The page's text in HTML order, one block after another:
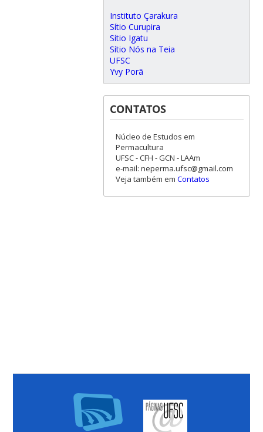
Instituto Çarakura
Sítio Curupira
Sítio Igatu
Sítio Nós na Teia
UFSC
Yvy Porã
CONTATOS
Núcleo de Estudos em
Permacultura
UFSC - CFH - GCN - LAAm
e-mail: neperma.ufsc@gmail.com
Veja também em Contatos